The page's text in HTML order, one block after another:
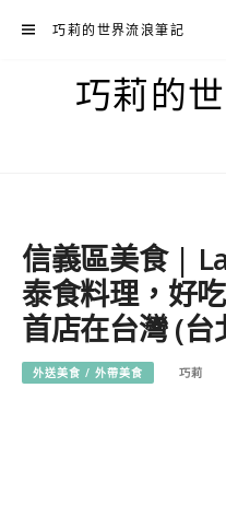
巧莉的世界流浪筆記
巧莉的
信義區美食 |
泰食料理，好
首店在台灣 (
外送美食 / 外帶美食 巧莉